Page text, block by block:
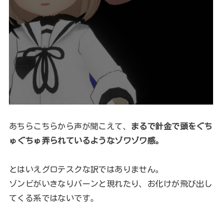
あちらこちらから声が聞こえて、
まるで針金で頭をぐち
ゅぐちゅ弄られているようなゾワゾワ感。
とはいえグロテスクな訳ではありません。
ゾンビがいきなりバーンと現れたり、お化けが飛び出し
てくる系ではないです。